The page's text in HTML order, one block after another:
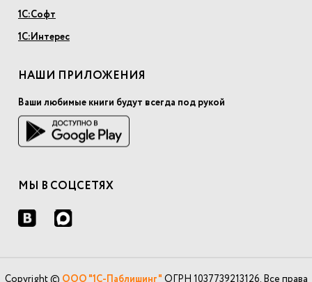
1С:Софт
1С:Интерес
НАШИ ПРИЛОЖЕНИЯ
Ваши любимые книги будут всегда под рукой
МЫ В СОЦСЕТЯХ
Copyright © ООО "1С-Паблишинг" ОГРН 1037739213126. Все права